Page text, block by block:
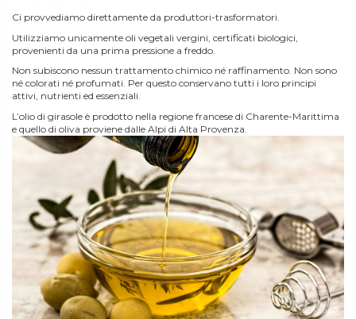
Ci provvediamo direttamente da produttori-trasformatori.
Utilizziamo unicamente oli vegetali vergini, certificati biologici,
provenienti da una prima pressione a freddo.
Non subiscono nessun trattamento chimico né raffinamento. Non sono
né colorati né profumati. Per questo conservano tutti i loro principi
attivi, nutrienti ed essenziali.
L’olio di girasole è prodotto nella regione francese di Charente-Marittima
e quello di oliva proviene dalle Alpi di Alta Provenza.